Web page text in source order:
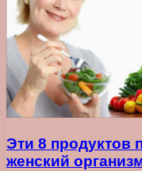
Эти 8 продуктов
женский